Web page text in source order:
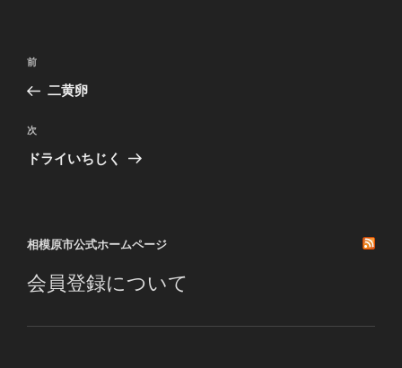
投
ナ
ビ
ゲ
ン
前
の
稿
前
二黄卵
次
の
次
ドライいちじく
相模原市公式ホームページ
会員登録について